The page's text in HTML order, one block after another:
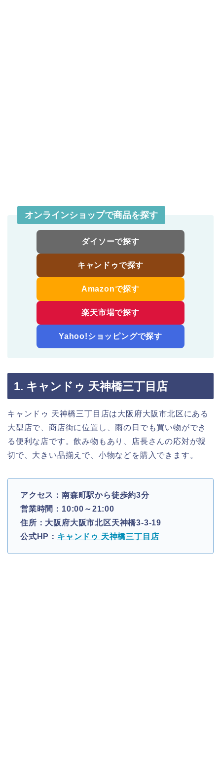
オンラインショップで商品を探す
ダイソーで探す
キャンドゥで探す
Amazonで探す
楽天市場で探す
Yahoo!ショッピングで探す
1. キャンドゥ 天神橋三丁目店
キャンドゥ 天神橋三丁目店は大阪府大阪市北区にある
大型店で、商店街に位置し、雨の日でも買い物ができ
る便利な店です。飲み物もあり、店長さんの応対が親
切で、大きい品揃えで、小物などを購入できます。
アクセス：南森町駅から徒歩約3分
営業時間：10:00～21:00
住所：大阪府大阪市北区天神橋3-3-19
公式HP： キャンドゥ 天神橋三丁目店